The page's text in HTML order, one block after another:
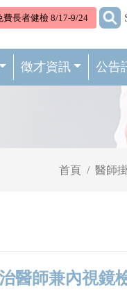
費長者健檢 8/17-9/24 :::
徵才資訊 公告
首頁 醫師
醫師兼內視鏡